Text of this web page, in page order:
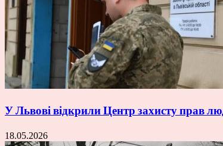
У Львові відкрили Центр захисту прав
18.05.2026